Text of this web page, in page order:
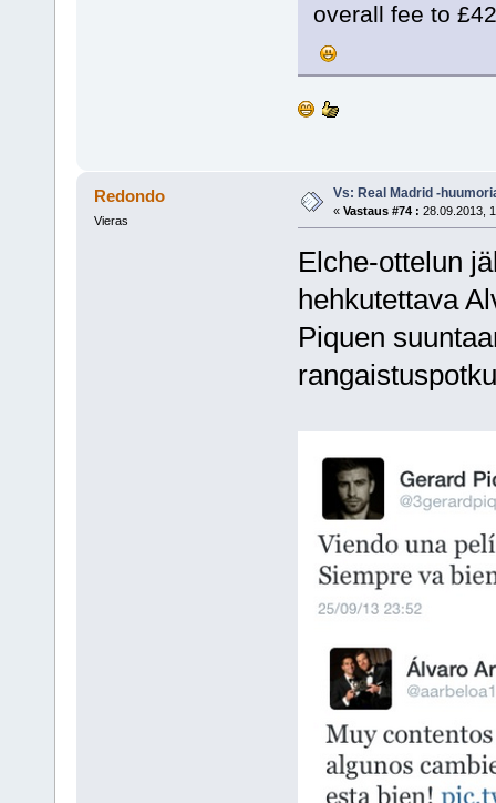
overall fee to
Redondo
Vieras
Vs: Real Madrid -
« Vastaus #74 : 28.09.2013,
Elche-ottelun
hehkutettava
Piquen